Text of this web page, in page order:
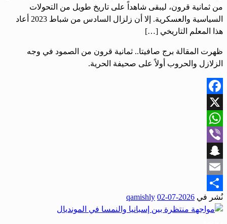
من ثمانية قرون، ليبقى شاهداً على تاريخ طويل من التحولات
السياسية والعسكرية. إلا أن زلزال السادس من شباط 2023 أعاد
هذا المعلم التاريخي […]
ظهرت المقالة برج صافيتا.. ثمانية قرون من الصمود في وجه
الزلازل والحروب أولاً على صحيفة الحرية.
Facebook
X
WhatsApp
Viber
Snapchat
Email
Share
نُشر في 2026-07-02
qamishly